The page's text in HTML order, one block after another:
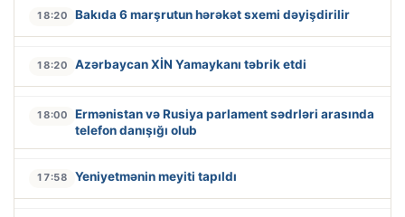
18:20 Bakıda 6 marşrutun hərəkət sxemi dəyişdirilir
18:20 Azərbaycan XİN Yamaykanı təbrik etdi
18:00
Ermənistan və Rusiya parlament sədrləri arasında
telefon danışığı olub
17:58 Yeniyetmənin meyiti tapıldı